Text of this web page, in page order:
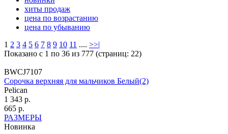
хиты продаж
цена по возрастанию
цена по убыванию
1 2 3 4 5 6 7 8 9 10 11 .... >>|
Показано с 1 по 36 из 777 (страниц: 22)
BWCJ7107
Сорочка верхняя для мальчиков Белый(2)
Pelican
1 343 р.
665 р.
РАЗМЕРЫ
Новинка